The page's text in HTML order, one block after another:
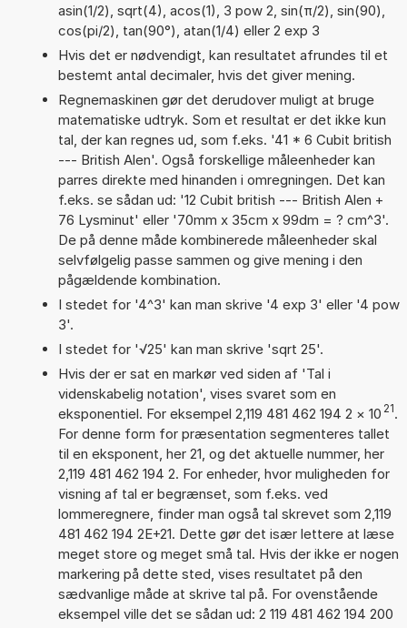
asin(1/2), sqrt(4), acos(1), 3 pow 2, sin(π/2), sin(90),
cos(pi/2), tan(90°), atan(1/4) eller 2 exp 3
Hvis det er nødvendigt, kan resultatet afrundes til et
bestemt antal decimaler, hvis det giver mening.
Regnemaskinen gør det derudover muligt at bruge
matematiske udtryk. Som et resultat er det ikke kun
tal, der kan regnes ud, som f.eks. '41 * 6 Cubit british
--- British Alen'. Også forskellige måleenheder kan
parres direkte med hinanden i omregningen. Det kan
f.eks. se sådan ud: '12 Cubit british --- British Alen +
76 Lysminut' eller '70mm x 35cm x 99dm = ? cm^3'.
De på denne måde kombinerede måleenheder skal
selvfølgelig passe sammen og give mening i den
pågældende kombination.
I stedet for '4^3' kan man skrive '4 exp 3' eller '4 pow
3'.
I stedet for '√25' kan man skrive 'sqrt 25'.
Hvis der er sat en markør ved siden af 'Tal i
videnskabelig notation', vises svaret som en
eksponentiel. For eksempel 2,119 481 462 194 2 × 10 21.
For denne form for præsentation segmenteres tallet
til en eksponent, her 21, og det aktuelle nummer, her
2,119 481 462 194 2. For enheder, hvor muligheden for
visning af tal er begrænset, som f.eks. ved
lommeregnere, finder man også tal skrevet som 2,119
481 462 194 2E+21. Dette gør det især lettere at læse
meget store og meget små tal. Hvis der ikke er nogen
markering på dette sted, vises resultatet på den
sædvanlige måde at skrive tal på. For ovenstående
eksempel ville det se sådan ud: 2 119 481 462 194 200